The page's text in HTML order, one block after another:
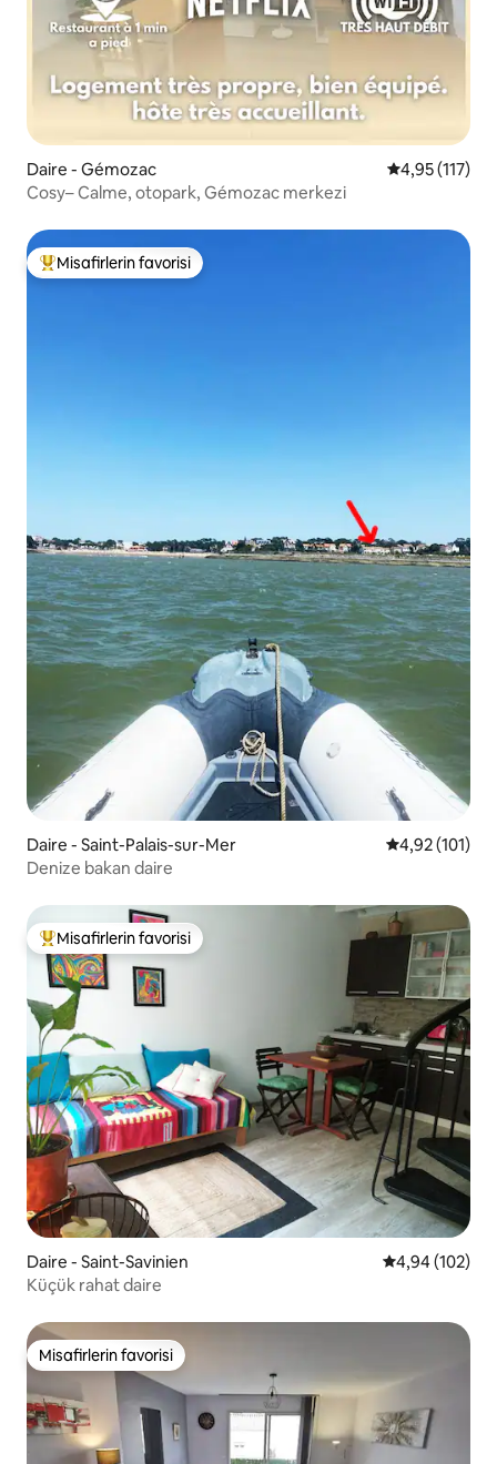
Daire - Gémozac 5 üzerinden
4,95 (117)
Cosy– Calme, otopark, Gémozac merkezi
Misafirlerin favorilerinden en beğenilenler arasında
Misafirlerin favorisi
Daire - Saint-Palais-sur-Mer 5 üzerinden
4,92 (101)
Denize bakan daire
Misafirlerin favorilerinden en beğenilenler arasında
Misafirlerin favorisi
Daire - Saint-Savinien 5 üzerinden
4,94 (102)
Küçük rahat daire
Misafirlerin favorisi
Misafirlerin favorisi